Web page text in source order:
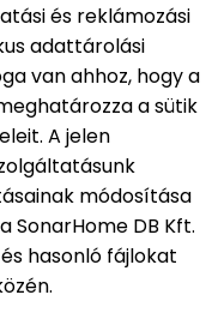
és reklámozási
adattárolási
van ahhoz, hogy a
a sütik
A jelen
módosítása
SonarHome DB Kft.
hasonló fájlokat